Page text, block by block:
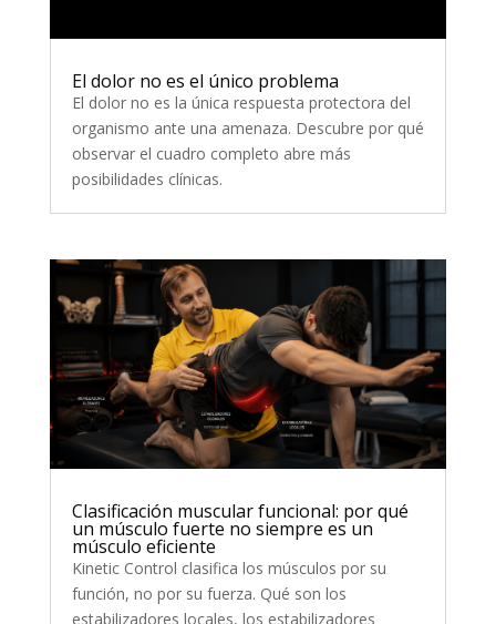
El dolor no es el único problema
El dolor no es la única respuesta protectora del
organismo ante una amenaza. Descubre por qué
observar el cuadro completo abre más
posibilidades clínicas.
Clasificación muscular funcional: por qué
un músculo fuerte no siempre es un
músculo eficiente
Kinetic Control clasifica los músculos por su
función, no por su fuerza. Qué son los
estabilizadores locales, los estabilizadores